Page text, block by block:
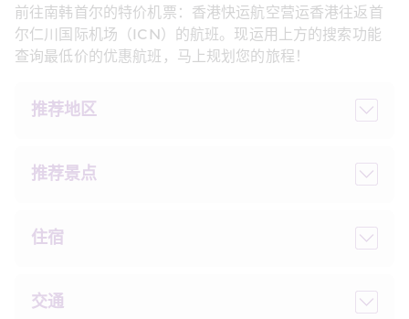
前往南韩首尔的特价机票：香港快运航空营运香港往返首
尔仁川国际机场（ICN）的航班。现运用上方的搜索功能
查询最低价的优惠航班，马上规划您的旅程！
推荐地区
推荐景点
住宿
交通